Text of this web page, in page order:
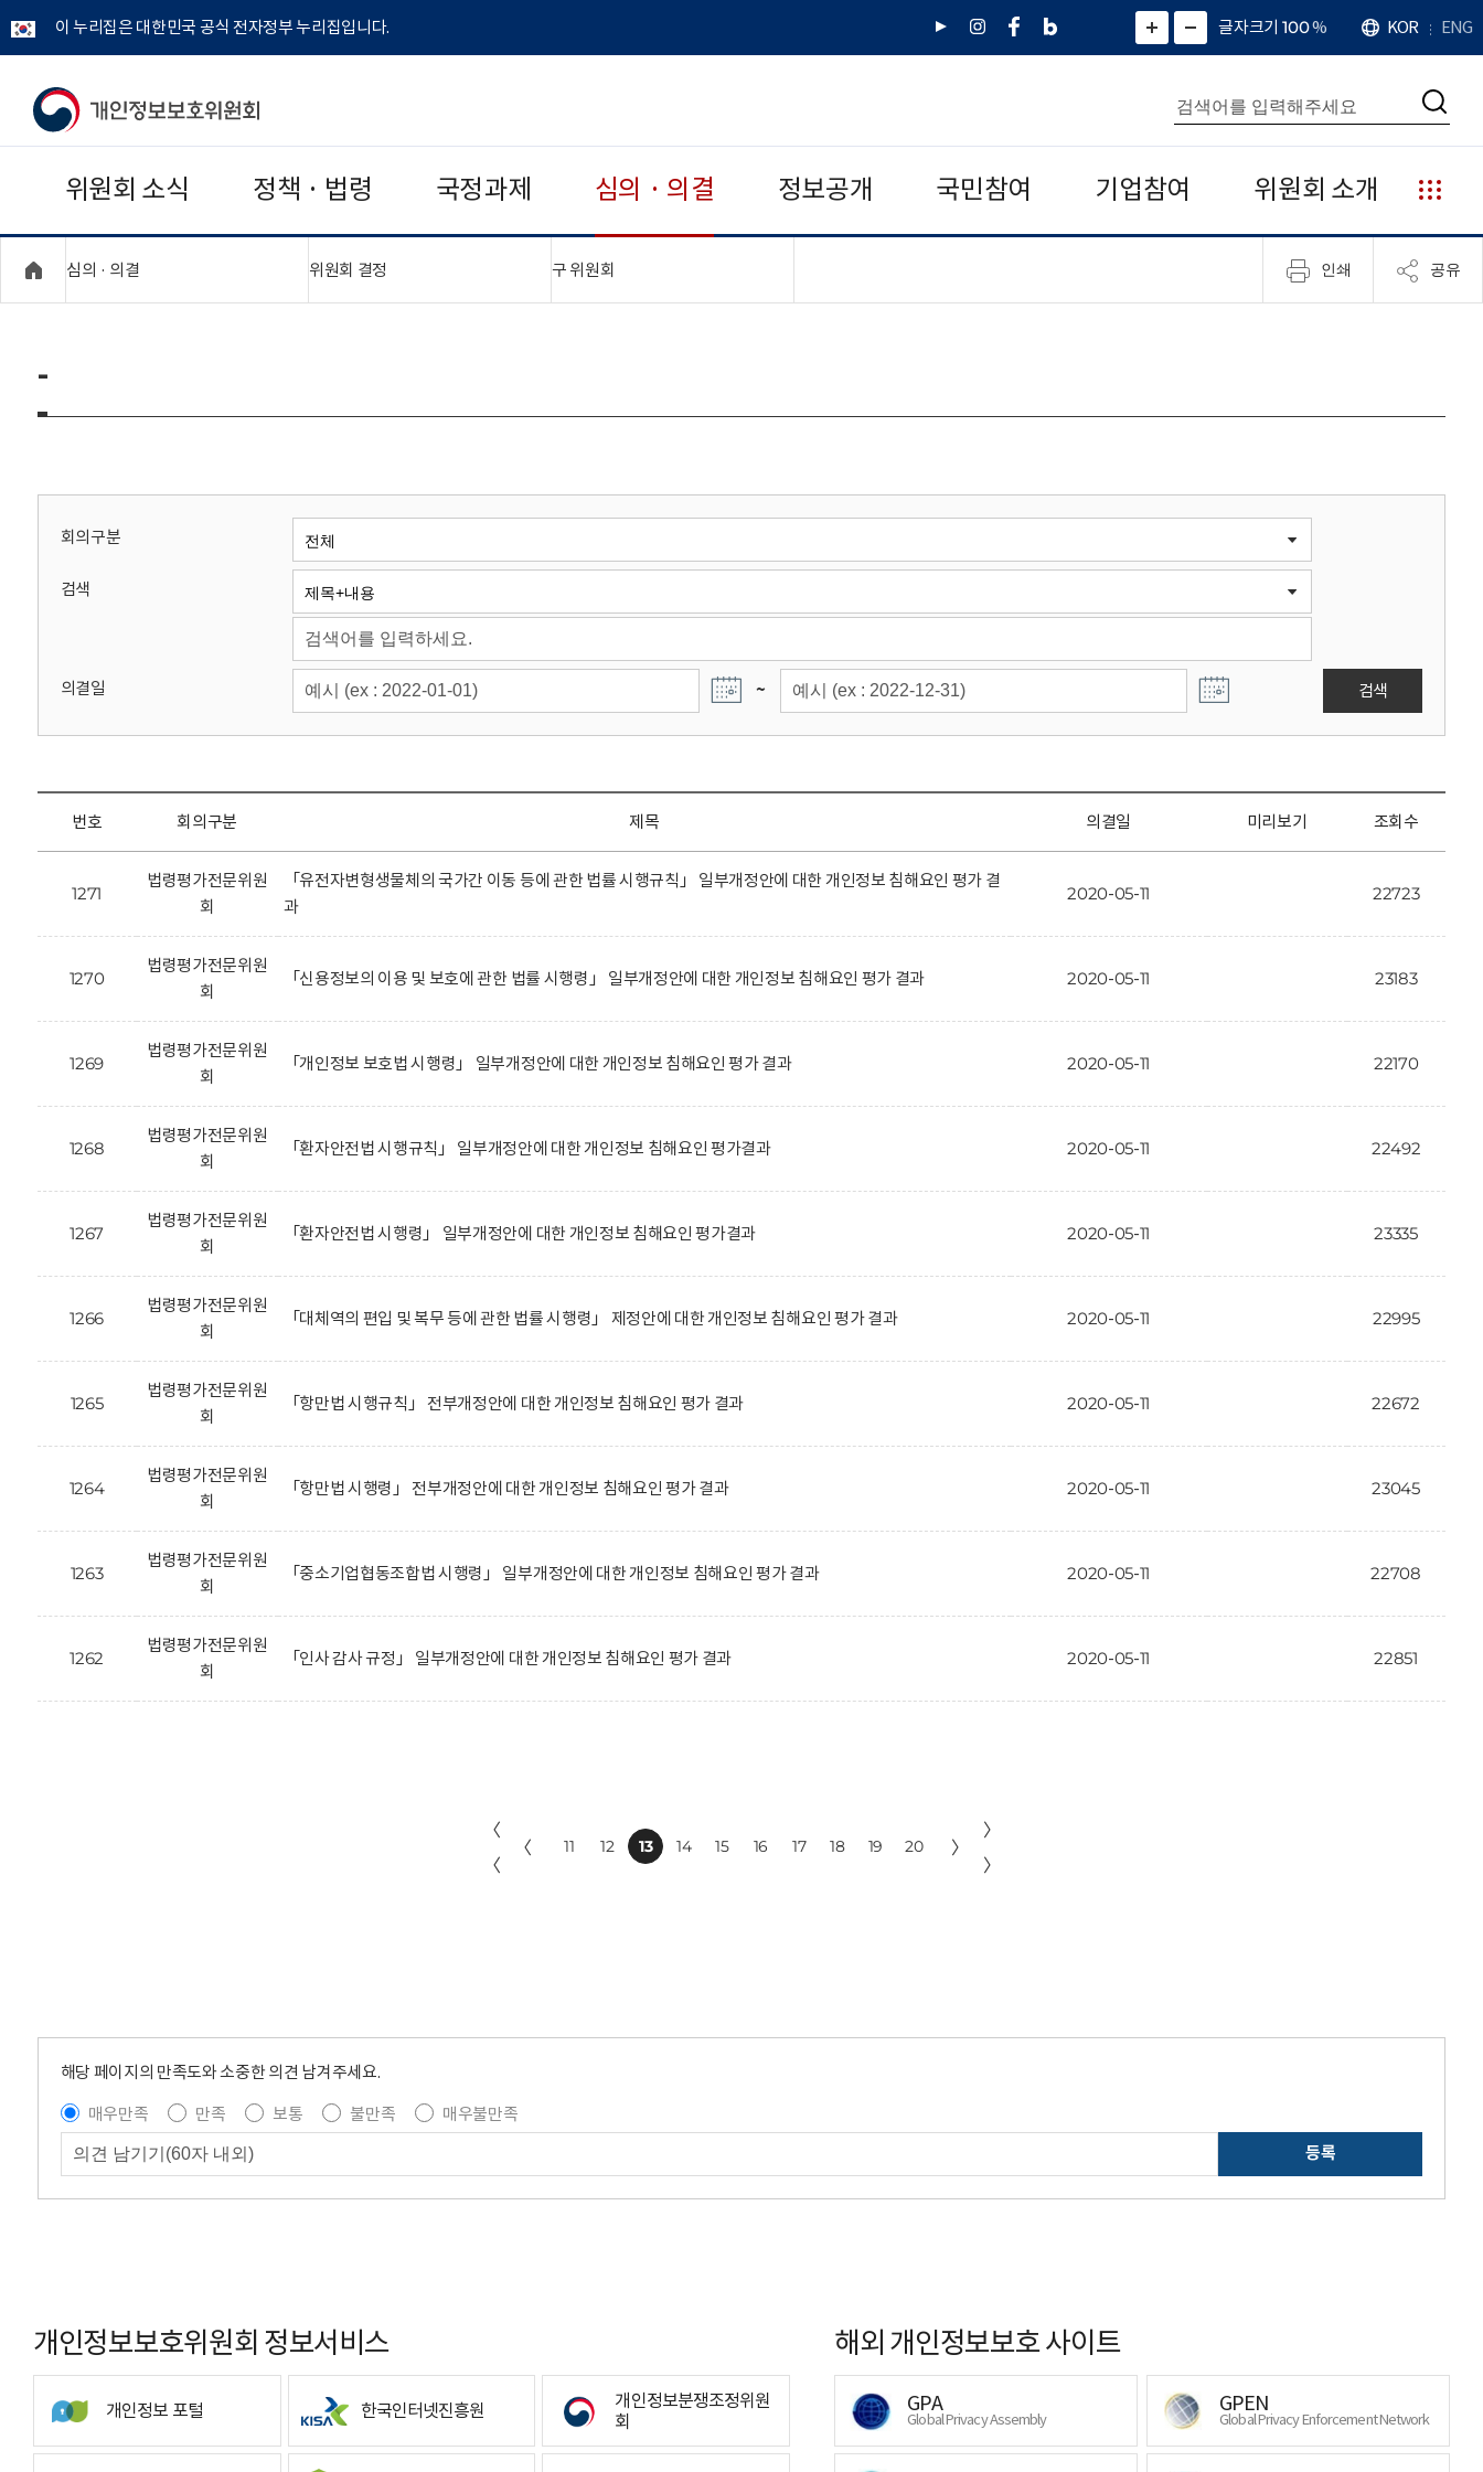
이 누리집은 대한민국 공식 전자정부 누리집입니다.
유
인
페
네
그
)
화
면
면
소
확
대
치
글자크기 100%
언
어
KOR ENG
개
보
보
위
회
통
합
검
색
검
위원회 소식 정책 · 법령 국정과제 심의 · 의결 정보공개 국민참여 기업참여 위원회 소개
누
리
집
안
심의 · 의결 위원회 결정 구 위원회 인쇄 공유
-
회의구분
검색
의결일 ~ 검색
번호 회의구분 제목 의결일 미리보기 조회수
1271
법령평가전문위원
회
「유전자변형생물체의 국가간 이동 등에 관한 법률 시행규칙」 일부개정안에 대한 개인정보 침해요인 평가 결
과
2020-05-11 22723
1270
법령평가전문위원
회
「신용정보의 이용 및 보호에 관한 법률 시행령」 일부개정안에 대한 개인정보 침해요인 평가 결과 2020-05-11 23183
1269
법령평가전문위원
회
「개인정보 보호법 시행령」 일부개정안에 대한 개인정보 침해요인 평가 결과 2020-05-11 22170
1268
법령평가전문위원
회
「환자안전법 시행규칙」 일부개정안에 대한 개인정보 침해요인 평가결과 2020-05-11 22492
1267
법령평가전문위원
회
「환자안전법 시행령」 일부개정안에 대한 개인정보 침해요인 평가결과 2020-05-11 23335
1266
법령평가전문위원
회
「대체역의 편입 및 복무 등에 관한 법률 시행령」 제정안에 대한 개인정보 침해요인 평가 결과 2020-05-11 22995
1265
법령평가전문위원
회
「항만법 시행규칙」 전부개정안에 대한 개인정보 침해요인 평가 결과 2020-05-11 22672
1264
법령평가전문위원
회
「항만법 시행령」 전부개정안에 대한 개인정보 침해요인 평가 결과 2020-05-11 23045
1263
법령평가전문위원
회
「중소기업협동조합법 시행령」 일부개정안에 대한 개인정보 침해요인 평가 결과 2020-05-11 22708
1262
법령평가전문위원
회
「인사 감사 규정」 일부개정안에 대한 개인정보 침해요인 평가 결과 2020-05-11 22851
〈
〈
〈 11 12 13 14 15 16 17 18 19 20 〉
〉
〉
해당 페이지의 만족도와 소중한 의견 남겨주세요.
매우만족
만족 보통 불만족
매우불만족
등록
개인정보보호위원회 정보서비스
개인정보 포털 한국인터넷진흥원
개인정보분쟁조정위원
회
해외 개인정보보호 사이트
GPA
Global Privacy Assembly
GPEN
Global Privacy Enforcement Network